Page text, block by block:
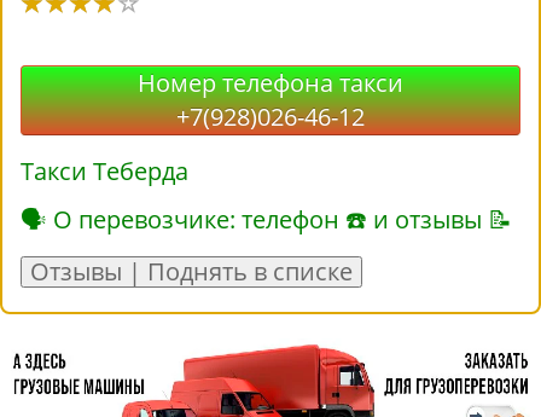
Номер телефона такси
+7(928)026-46-12
Такси Теберда
🗣 О перевозчике: телефон ☎ и отзывы 📝
Отзывы | Поднять в списке